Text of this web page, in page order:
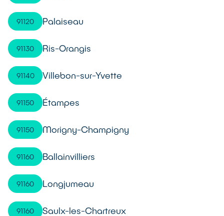
91120 Palaiseau
91130 Ris-Orangis
91140 Villebon-sur-Yvette
91150 Étampes
91150 Morigny-Champigny
91160 Ballainvilliers
91160 Longjumeau
91160 Saulx-les-Chartreux